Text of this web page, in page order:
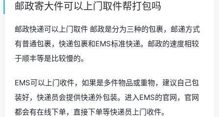
邮政寄大件可以上门取件帮打包吗
邮政快递可以上门取件 邮政是分为三种的包裹，邮递方式
有普通包裹，快递包裹和EMS标准快递。邮政的速度相较
于顺丰等是比较慢的。
EMS可以上门收件，如果是多件物品或重物，建议自己包
装好，快递员会提供快递外包装。进入EMS的官网，官网
都会有在线下单，直接下单等快递员上门收件。